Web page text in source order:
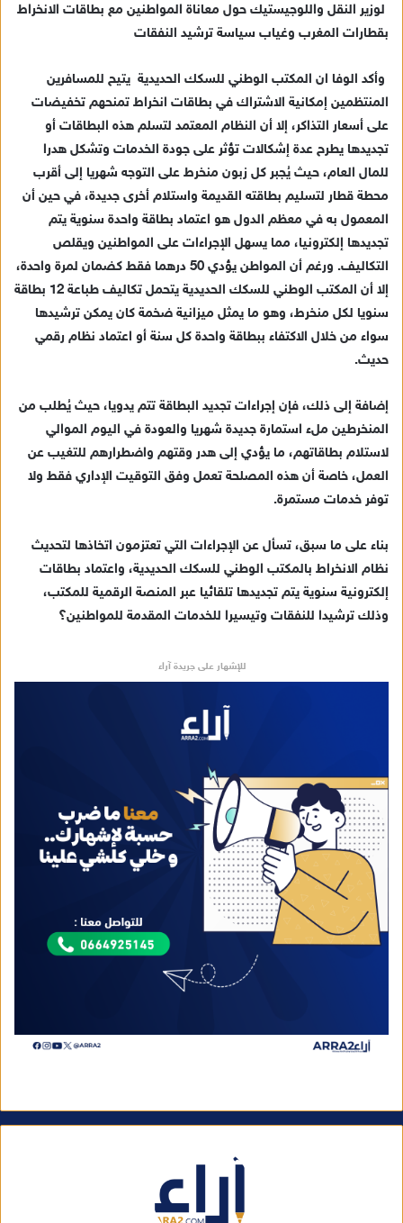
ر
د
ا
إ
ل
ك
ت
لوزير النقل واللوجيستيك حول معاناة المواطنين مع بطاقات الانخراط
بقطارات المغرب وغياب سياسة ترشيد النفقات
وأكد الوفا ان المكتب الوطني للسكك الحديدية يتيح للمسافرين
المنتظمين إمكانية الاشتراك في بطاقات انخراط تمنحهم تخفيضات
على أسعار التذاكر، إلا أن النظام المعتمد لتسلم هذه البطاقات أو
تجديدها يطرح عدة إشكالات تؤثر على جودة الخدمات وتشكل هدرا
للمال العام، حيث يُجبر كل زبون منخرط على التوجه شهريا إلى أقرب
محطة قطار لتسليم بطاقته القديمة واستلام أخرى جديدة، في حين أن
المعمول به في معظم الدول هو اعتماد بطاقة واحدة سنوية يتم
تجديدها إلكترونيا، مما يسهل الإجراءات على المواطنين ويقلص
التكاليف. ورغم أن المواطن يؤدي 50 درهما فقط كضمان لمرة واحدة،
إلا أن المكتب الوطني للسكك الحديدية ي
تحمل تكاليف طباعة 12 بطاقة
سنويا لكل منخرط، وهو ما يمثل ميزانية ضخمة كان يمكن ترشيدها
سواء من خلال الاكتفاء ببطاقة واحدة كل سنة أو اعتماد نظام رقمي
حديث.
إضافة إلى ذلك، فإن إجراءات تجديد البطاقة تتم يدويا، حيث يُطلب من
المنخرطين ملء استمارة جديدة شهريا والعودة في اليوم الموالي
لاستلام بطاقاتهم، ما يؤدي إلى هدر وقتهم واضطرارهم للتغيب عن
العمل، خاصة أن هذه المصلحة تعمل وفق التوقيت الإداري فقط ولا
توفر خدمات مستمرة.
بناء على ما سبق، تسأل عن الإجراءات التي تعتزمون اتخاذها لتحديث
نظام الانخراط بالمكتب الوطني للسكك الحديدية، واعتماد بطاقات
إلكترونية سنوية يتم تجديدها تلقائيا عبر المنصة الرقمية للمكتب،
وذلك ترشيدا للنفقات وتيسيرا للخدمات المقدمة للمواطنين؟
للإشهار على جريدة آراء